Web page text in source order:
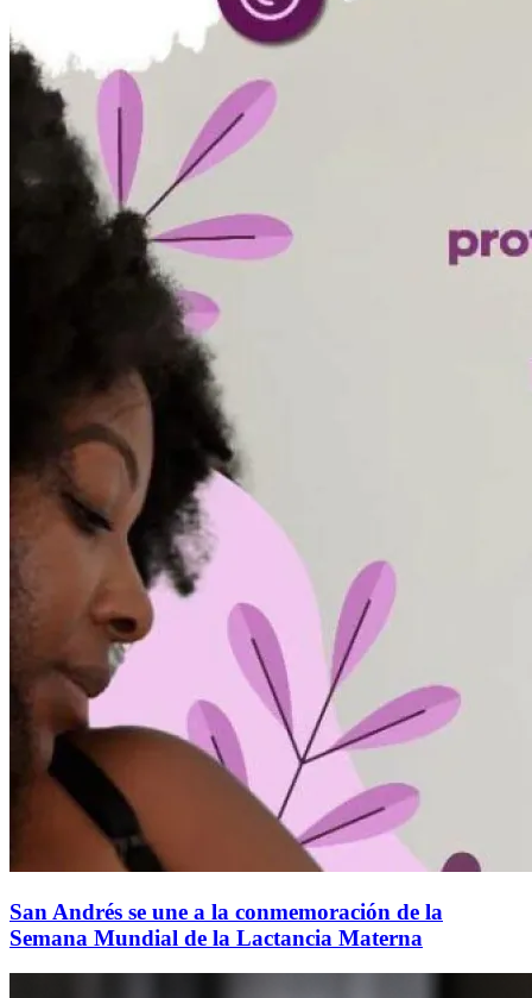
San Andrés se une a la conmemoración de la
Semana Mundial de la Lactancia Materna